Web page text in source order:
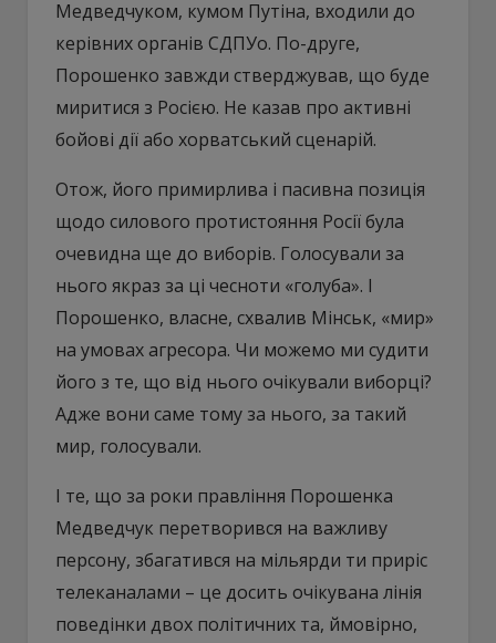
Медведчуком, кумом Путіна, входили до
керівних органів СДПУо. По-друге,
Порошенко завжди стверджував, що буде
миритися з Росією. Не казав про активні
бойові дії або хорватський сценарій.
Отож, його примирлива і пасивна позиція
щодо силового протистояння Росії була
очевидна ще до виборів. Голосували за
нього якраз за ці чесноти «голуба». І
Порошенко, власне, схвалив Мінськ, «мир»
на умовах агресора. Чи можемо ми судити
його з те, що від нього очікували виборці?
Адже вони саме тому за нього, за такий
мир, голосували.
І те, що за роки правління Порошенка
Медведчук перетворився на важливу
персону, збагатився на мільярди ти приріс
телеканалами – це досить очікувана лінія
поведінки двох політичних та, ймовірно,